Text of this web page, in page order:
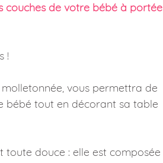
couches de votre bébé à portée
!
vous permettra de
bébé tout en décorant sa table
toute douce : elle est composée